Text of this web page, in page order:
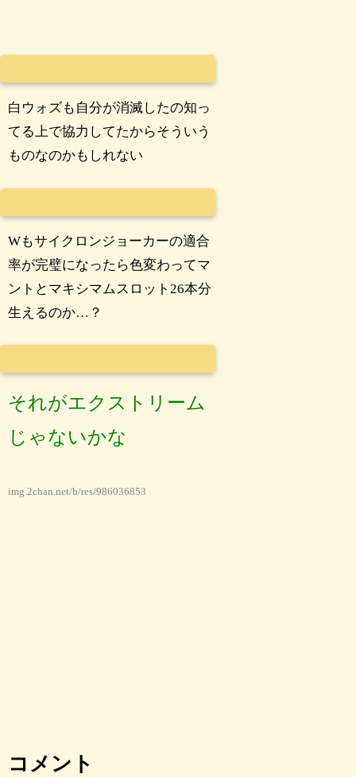
白ウォズも自分が消滅したの知っ
てる上で協力してたからそういう
ものなのかもしれない
Wもサイクロンジョーカーの適合
率が完璧になったら色変わってマ
ントとマキシマムスロット26本分
生えるのか…？
それがエクストリーム
じゃないかな
img.2chan.net/b/res/986036853
コメント